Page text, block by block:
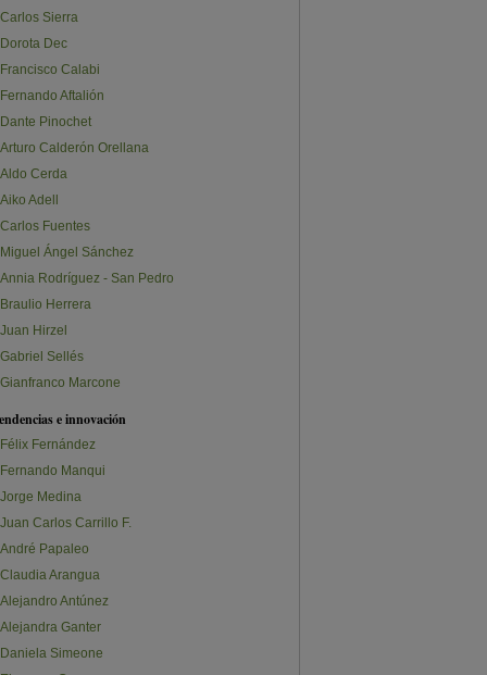
Carlos Sierra
Dorota Dec
Francisco Calabi
Fernando Aftalión
Dante Pinochet
Arturo Calderón Orellana
Aldo Cerda
Aiko Adell
Carlos Fuentes
Miguel Ángel Sánchez
Annia Rodríguez - San Pedro
Braulio Herrera
Juan Hirzel
Gabriel Sellés
Gianfranco Marcone
e innovación
Félix Fernández
Fernando Manqui
Jorge Medina
Juan Carlos Carrillo F.
André Papaleo
Claudia Arangua
Alejandro Antúnez
Alejandra Ganter
Daniela Simeone